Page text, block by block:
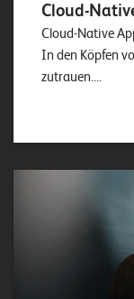
Cloud-
Cloud-Native
In den Köpfen
zutrauen....